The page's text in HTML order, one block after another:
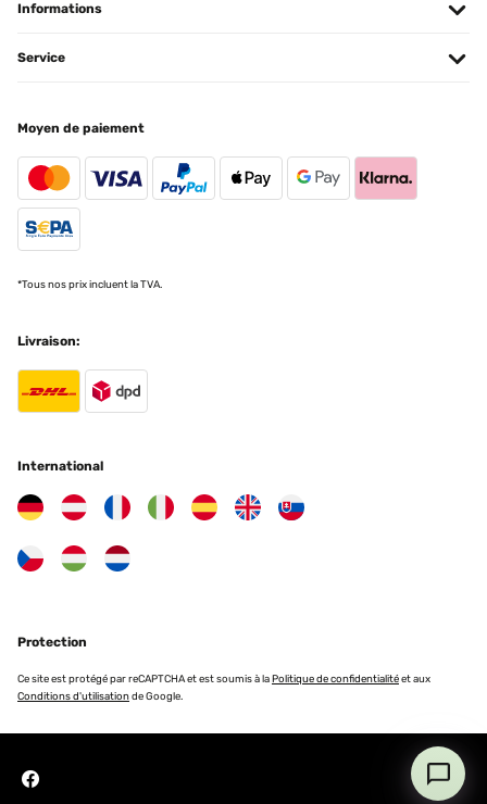
Informations
Service
Moyen de paiement
*Tous nos prix incluent la TVA.
Livraison:
International
Protection
Ce site est protégé par reCAPTCHA et est soumis à laPolitique de confidentialitéet aux
Conditions d'utilisationde Google.